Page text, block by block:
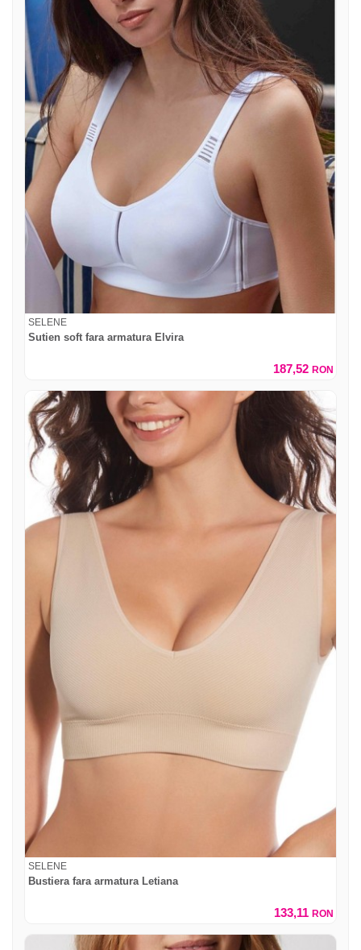
SELENE
Sutien soft fara armatura Elvira
187,52 RON
SELENE
Bustiera fara armatura Letiana
133,11 RON